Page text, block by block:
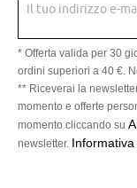
Il tuo indirizzo e-
* Offerta valida per 30
ordini superiori a 40 €.
** Riceverai la
momento e offerte
momento cliccando su
newsletter.